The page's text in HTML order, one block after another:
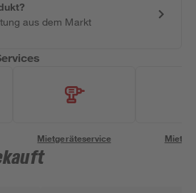
aus dem Markt
Mietgeräteservice